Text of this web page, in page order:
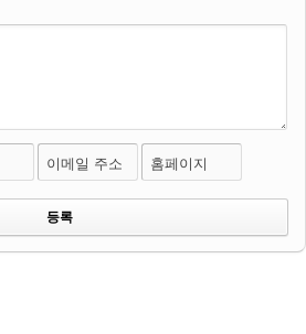
이메일 주소 홈페이지